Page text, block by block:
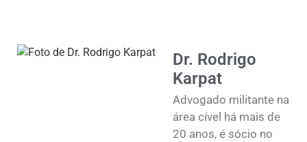
Dr. Rodrigo
Karpat
Advogado militante na
área cível há mais de
20 anos, é sócio no